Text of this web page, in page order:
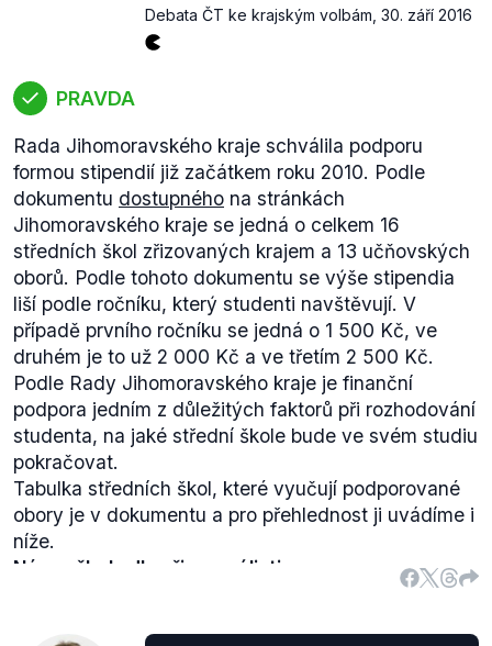
Debata ČT ke krajským volbám 30. září 2016
PRAVDA
Rada Jihomoravského kraje schválila podporu
formou stipendií již začátkem roku 2010. Podle
dokumentu dostupného na stránkách
Jihomoravského kraje se jedná o celkem 16
středních škol zřizovaných krajem a 13 učňovských
oborů. Podle tohoto dokumentu se výše stipendia
liší podle ročníku, který studenti navštěvují. V
případě prvního ročníku se jedná o 1 500 Kč, ve
druhém je to už 2 000 Kč a ve třetím 2 500 Kč.
Podle Rady Jihomoravského kraje je finanční
podpora jedním z důležitých faktorů při rozhodování
studenta, na jaké střední škole bude ve svém studiu
pokračovat.
Tabulka středních škol, které vyučují podporované
obory je v dokumentu a pro přehlednost ji uvádíme i
níže.
Název školy dle zřizovací listiny